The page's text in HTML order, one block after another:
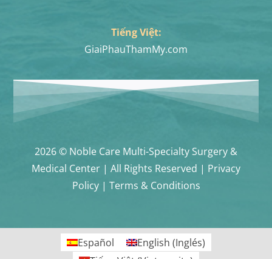
Tiếng Việt:
GiaiPhauThamMy.com
2026 © Noble Care Multi-Specialty Surgery &
Medical Center | All Rights Reserved | Privacy
Policy | Terms & Conditions
Español English (Inglés)